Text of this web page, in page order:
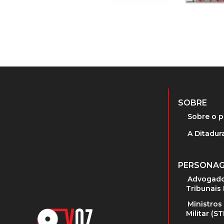
SOBRE
Sobre o
A
Tribunais
Ministros
Militar